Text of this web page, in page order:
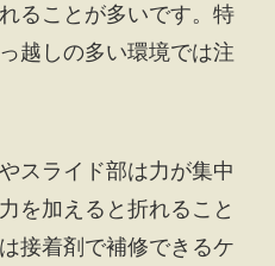
ることが多いです。特
越しの多い環境では注
スライド部は力が集中
を加えると折れること
接着剤で補修できるケ